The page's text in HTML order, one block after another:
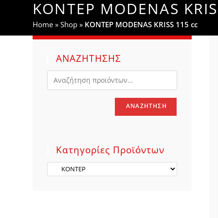
WEBSITE
SEARCH
ΚΟΝΤΕΡ MODENAS
Home »Shop » ΚΟΝΤΕΡ MODENAS KRISS 115 cc
ΑΝΑΖΗΤΗΣΗΣ
ΑΝΑΖΉΤΗΣΗ
Κατηγορίες Προϊόντων